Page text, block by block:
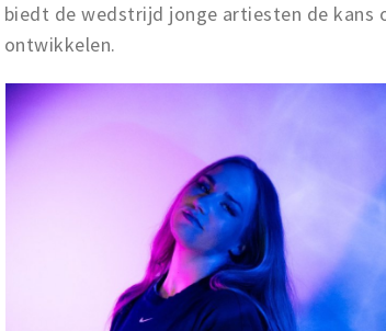
biedt de wedstrijd jonge artiesten de kans
ontwikkelen.